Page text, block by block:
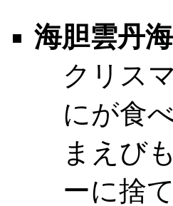
海胆雲丹
クリス
にが食
まえび
ーに捨